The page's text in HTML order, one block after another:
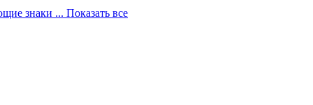
знаки ... Показать все